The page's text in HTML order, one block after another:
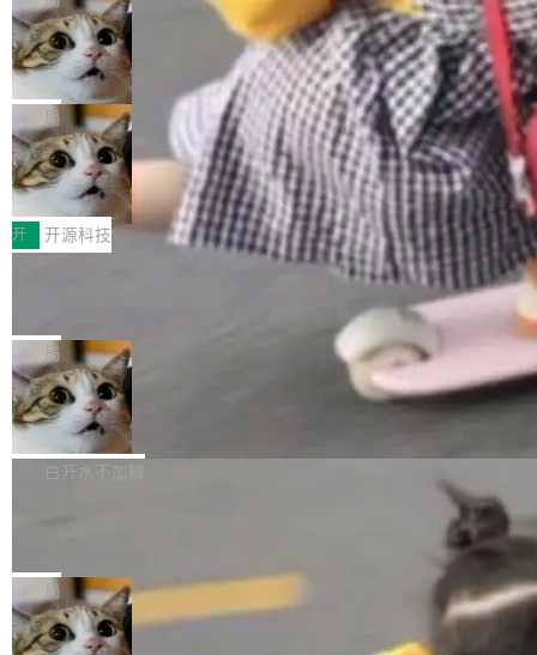
现实 过去两年，CIO们的焦虑清单上多了两项：
一是如何让大模型和智能体应用安全地从PoC走
向生产，二是如何让测试团队跟得上AI应用...
设置，如果用布尔值 + 可空字段来表示——bool
ean 表示是否可切换，nullable 的默认模式、浅
色方案、深色方案——会产生大量无意义的组
合。方案缺了、配置冲突了、全 null 了。要知道
哪些组合有效，作者说，你得靠"文档、校验、或
者部落知识"。 换个写法。Rust 的 enum，两个
变体：Switchable...
个"AI 知识库 + 聊天机器人"——每个大厂都在
做，没什么新鲜的。 但 Kenton Varda 在 Twitte
r 上把事情说清楚了： 今天我们发布了 Cloudfla
re OS，一个带连接器的聊天机器人，跟其他所
有科技公司做的一样。只不过，实际上它不一
样。这是 Sandstorm.io 的重制版，我十年前的
那个创业公司。不同的是，这次它构建在 Cloudf
lare Workers 上——我花了九年时间搭建的平台
——并且深度集成了 AI。这基本上是我十年秘密
Deno 团队开源 Celld，可自托管的分
布式 Durable Objects
Ryan Dahl 领导的 Deno 团队推出了最新开源项
目 Celld，一个能在自己机器上运行 Cloudflare
Workers 和 Durable Objects 的守护进程。 设
计思路很直接：每个对象是一个独立的 SQLite
数据库，按名称寻址，复制到你自己的 S3 兼容
存储库里。节点之间只通过这个存储库协调——
没有控制平面，没有共识协议。每个对象自带一
个小型数据库，应用天然按分片构建，单个数据
库的竞争和爆炸半径问题在设计层面就被消除
了。 闲置的 cell 会休眠到几乎不占资源。当 cel
l 迁移或唤醒时，新宿主从 S3 恢复 SQLite 数据
库继续执行。存储库是持久化的唯一真相...
局
鲁大师7月新机性能/流畅/AI榜：vivo夺
性能、流畅双第一，三星Galaxy Z系列
新折叠缺席
2026年7月的手机市场，由于存储等硬件成本暴
增，手机厂商的日子也不好过啊，新机速度明显
放缓，因此硝烟味淡了许多。新机参数规格除开
高价的三星折叠（三星Galaxy Z Fold8 Ultra / Z
Fold8 / Z Flip8）外，其余要么是中低端机器，
例如iQOO Z11i、REDMI Note 17、REDMI No
te 17 Pro、OPPO K15，要么是vivo X300 E这
样的次旗舰。 Galaxy Z Fold8 Ultra / Z Fold8 /
Z Flip8三款折叠屏新机均在7月22日发布，且全
部搭载骁龙8 Elite Gen5 for Galaxy，它们本该
开 开源科技
Zed 编辑器团队发布了新项目——DeltaDB，一
个在 git commit 之间记录每一次编辑操作的版
本控制系统。目前处于 Early Access 阶段。 De
ltaDB 的核心思路直接写在 landing page 最显
眼的位置：「Software is made between com
mits」——软件是在 commit 之间写出来的。git
是把这段空隙补上。 回退到任何一次编辑：Delt
aDB 捕获 commit 之间的每一次操作，...
局
SpaceXAI 单季资本开支达 183 亿美元
根据风险投资人Tomer Tunguz 博客（VC 分
析）披露的最新分析与第二季度业绩报告，Spac
微软同期总资本开支的四成。 与亚马逊、Alpha
bet、微软以及 Meta 等传统科技巨头相比，Spa
ceXAI的资金消耗速度尤为引人瞩目。然而，支
白开水不加糖
一个在终端里运行的编程 agent；Muse Spark
1.2，驱动这个 agent 的新模型。一句话概括：
你可以用 curl -fsSL https://dev.meta.ai/install.
局
美团开源 LoHoSearch，用知识图谱校